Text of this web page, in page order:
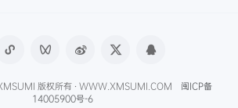
版权所有 · WWW.XMSUMI.COM 闽ICP备
14005900号-6